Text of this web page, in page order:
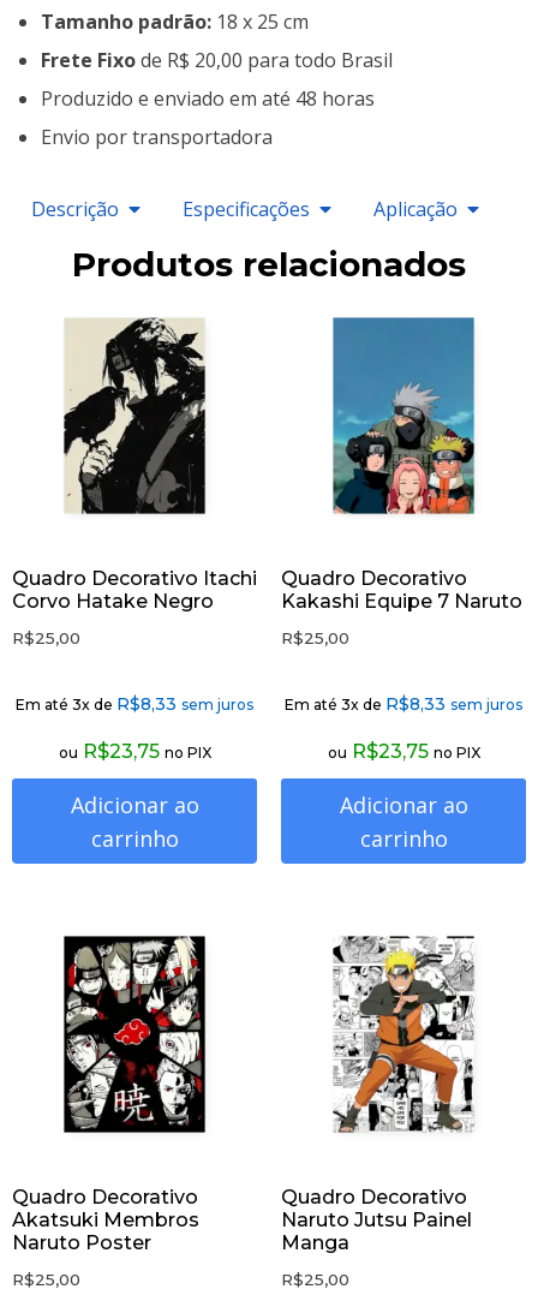
Tamanho padrão: 18 x 25 cm
Frete Fixode R$ 20,00 para todo Brasil
Produzido e enviado em até 48 horas
Envio por transportadora
Descrição Especificações Aplicação
Produtos relacionados
Quadro Decorativo Itachi
Corvo Hatake Negro
R$25,00
Em até 3x de R$8,33 sem juros
ou R$23,75 no PIX
Adicionar ao
carrinho
Quadro Decorativo
Kakashi Equipe 7 Naruto
R$25,00
Em até 3x de R$8,33 sem juros
ou R$23,75 no PIX
Adicionar ao
carrinho
Quadro Decorativo
Akatsuki Membros
Naruto Poster
R$25,00
Quadro Decorativo
Naruto Jutsu Painel
Manga
R$25,00